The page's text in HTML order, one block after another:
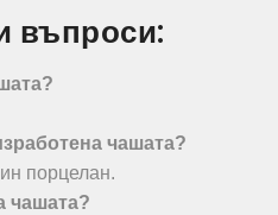
въпроси:
чашата?
порцелан.
чашата?